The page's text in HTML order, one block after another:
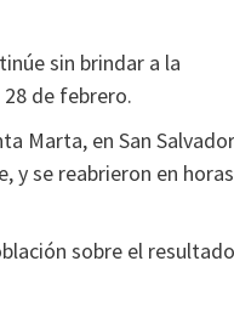
sin brindar a la
de febrero.
Marta, en San
y se reabrieron en horas
sobre el resultado